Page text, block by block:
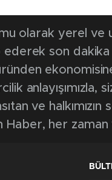
olarak yerel ve
ederek son
anlayışımızla,
ve
her zaman